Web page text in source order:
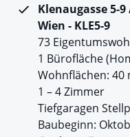
Klenaugasse 5-
Wien - KLE5-9
73
1 Bürofläche
Wohnflächen: 40
1 – 4 Zimmer
Tiefgaragen
Baubeginn: